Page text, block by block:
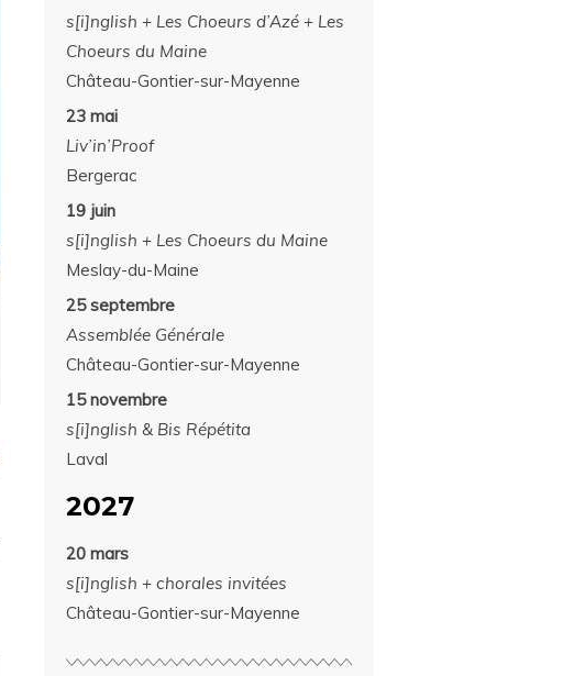
s[i]nglish + Les Choeurs d’Azé + Les
Choeurs du Maine
Château-Gontier-sur-Mayenne
23 mai
Liv’in’Proof
Bergerac
19 juin
s[i]nglish + Les Choeurs du Maine
Meslay-du-Maine
25 septembre
Assemblée Générale
Château-Gontier-sur-Mayenne
15 novembre
s[i]nglish & Bis Répétita
Laval
2027
20 mars
s[i]nglish + chorales invitées
Château-Gontier-sur-Mayenne